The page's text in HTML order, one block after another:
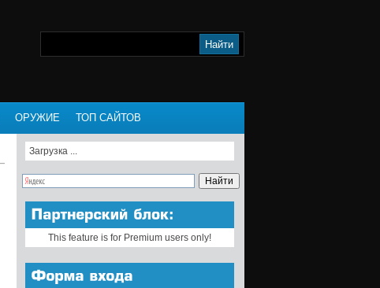
ОРУЖИЕ ТОП САЙТОВ
Загрузка ...
This feature is for Premium users only!